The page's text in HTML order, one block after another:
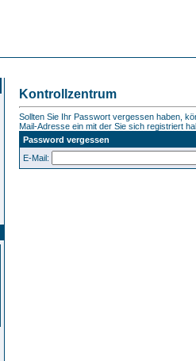
Kontrollzentrum
Sollten Sie Ihr Passwort vergessen haben,
Mail-Adresse ein mit der Sie sich registriert
Password vergessen
E-Mail: